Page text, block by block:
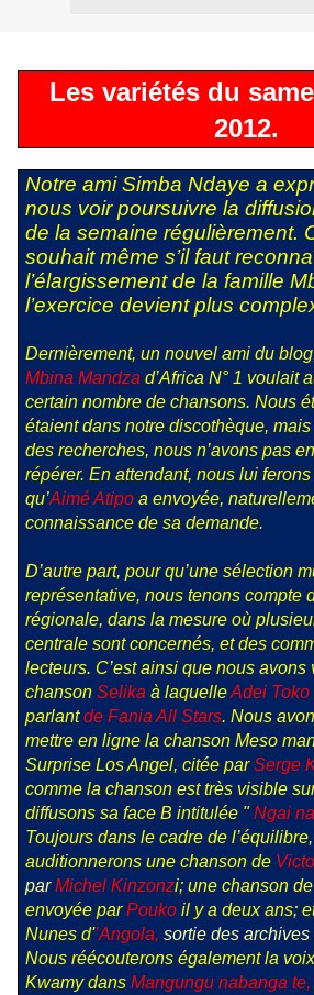
Les variétés du
2012.
Notre ami Simba Ndaye a
nous voir poursuivre la
de la semaine régulièrement.
souhait même s’il faut
l’élargissement de la famille
l’exercice devient plus
Dernièrement, un nouvel ami du
Mbina Mandza d’Africa N° 1 voulait
certain nombre de chansons. Nous
étaient dans notre discothèque,
des recherches, nous n’avons pas
répérer. En attendant, nous lui
qu’Aimé Atipoa envoyée,
connaissance de sa demande.
D’autre part, pour qu’une sélection
représentative, nous tenons compte
régionale, dans la mesure où
centrale sont concernés, et des
lecteurs. C’est ainsi que nous avons
chanson Selika à laquelleAdei Toko
parlantde Fania All Stars. Nous
mettre en ligne la chanson Meso
Surprise Los Angel, citée parSerge
comme la chanson est très visible
diffusons sa face B intitulée "Ngai
Toujours dans le cadre de
auditionnerons une chanson de
parMichel Kinzonzi; une chanson de
envoyée parPoukoil y a deux ans;
Nunes d'’Angola, sortie des archives
Nous réécouterons également la
Kwamy dans Mangungu nabanga te,